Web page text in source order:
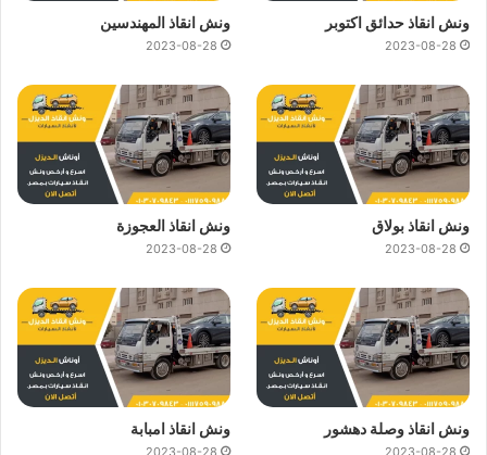
ونش انقاذ حدائق اكتوبر
2023-08-28
ونش انقاذ المهندسين
2023-08-28
ونش انقاذ بولاق
2023-08-28
ونش انقاذ العجوزة
2023-08-28
ونش انقاذ وصلة دهشور ونش انقاذ امبابة